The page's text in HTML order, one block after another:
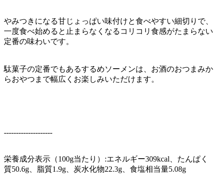
やみつきになる甘じょっぱい味付けと食べやすい細切りで、
一度食べ始めると止まらなくなるコリコリ食感がたまらない
定番の味わいです。
駄菓子の定番でもあるするめソーメンは、お酒のおつまみか
らおやつまで幅広くお楽しみいただけます。
--------------------
栄養成分表示（100g当たり）:エネルギー309kcal、たんぱく
質50.6g、脂質1.9g、炭水化物22.3g、食塩相当量5.08g